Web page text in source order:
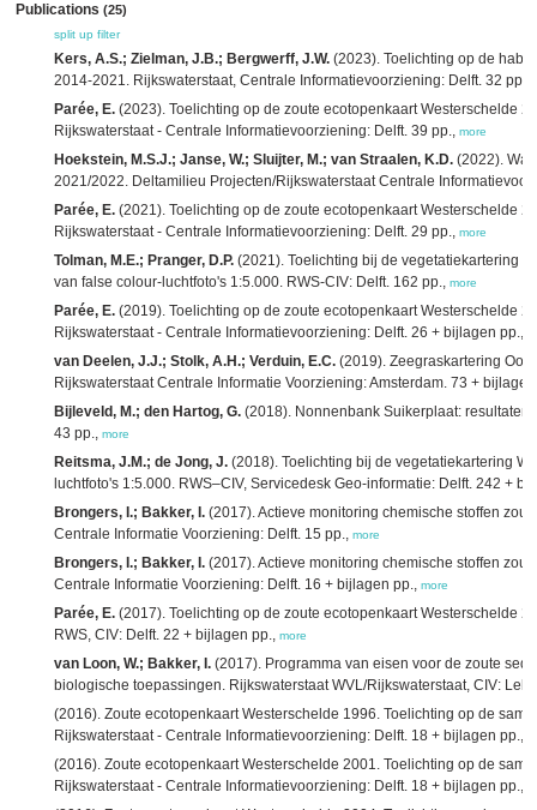
Publications (25)
split up filter
Kers, A.S.; Zielman, J.B.; Bergwerff, J.W. (2023). Toelichting op de
2014-2021. Rijkswaterstaat, Centrale Informatievoorziening: Delft. 32 pp.,
Parée, E. (2023). Toelichting op de zoute ecotopenkaart Westerschelde
Rijkswaterstaat - Centrale Informatievoorziening: Delft. 39 pp., more
Hoekstein, M.S.J.; Janse, W.; Sluijter, M.; van Straalen, K.D. (2022).
2021/2022. Deltamilieu Projecten/Rijkswaterstaat Centrale
Parée, E. (2021). Toelichting op de zoute ecotopenkaart Westerschelde
Rijkswaterstaat - Centrale Informatievoorziening: Delft. 29 pp., more
Tolman, M.E.; Pranger, D.P. (2021). Toelichting bij de vegetatiekartering
van false colour-luchtfoto's 1:5.000. RWS-CIV: Delft. 162 pp., more
Parée, E. (2019). Toelichting op de zoute ecotopenkaart Westerschelde
Rijkswaterstaat - Centrale Informatievoorziening: Delft. 26 + bijlagen pp.,
van Deelen, J.J.; Stolk, A.H.; Verduin, E.C. (2019). Zeegraskartering
Rijkswaterstaat Centrale Informatie Voorziening: Amsterdam. 73 +
Bijleveld, M.; den Hartog, G. (2018). Nonnenbank Suikerplaat:
43 pp., more
Reitsma, J.M.; de Jong, J. (2018). Toelichting bij de vegetatiekartering
luchtfoto's 1:5.000. RWS–CIV, Servicedesk Geo-informatie: Delft. 242 +
Brongers, I.; Bakker, I. (2017). Actieve monitoring chemische stoffen
Centrale Informatie Voorziening: Delft. 15 pp., more
Brongers, I.; Bakker, I. (2017). Actieve monitoring chemische stoffen
Centrale Informatie Voorziening: Delft. 16 + bijlagen pp., more
Parée, E. (2017). Toelichting op de zoute ecotopenkaart Westerschelde
RWS, CIV: Delft. 22 + bijlagen pp., more
van Loon, W.; Bakker, I. (2017). Programma van eisen voor de zoute
biologische toepassingen. Rijkswaterstaat WVL/Rijkswaterstaat, CIV:
(2016). Zoute ecotopenkaart Westerschelde 1996. Toelichting op de
Rijkswaterstaat - Centrale Informatievoorziening: Delft. 18 + bijlagen pp.,
(2016). Zoute ecotopenkaart Westerschelde 2001. Toelichting op de
Rijkswaterstaat - Centrale Informatievoorziening: Delft. 18 + bijlagen pp.,